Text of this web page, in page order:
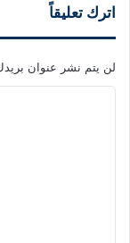
اترك تعليقاً
لن يتم نشر عنوان